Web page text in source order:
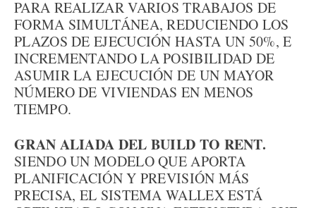
PARA REALIZAR VARIOS TRABAJOS DE
FORMA SIMULTÁNEA, REDUCIENDO LOS
PLAZOS DE EJECUCIÓN HASTA UN 50%, E
INCREMENTANDO LA POSIBILIDAD DE
ASUMIR LA EJECUCIÓN DE UN MAYOR
NÚMERO DE VIVIENDAS EN MENOS
TIEMPO.
GRAN ALIADA DEL BUILD TO RENT.
SIENDO UN MODELO QUE APORTA
PLANIFICACIÓN Y PREVISIÓN MÁS
PRECISA, EL SISTEMA WALLEX ESTÁ